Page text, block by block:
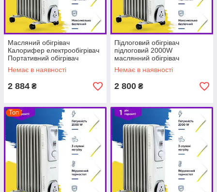
Масляний обігрівач
Калорифер електрообігрівач
Портативний обігрівач
Масляний радіатор 2000W
Немає в наявності
2 884 ₴
Підлоговий обігрівач
підлоговий 2000W
маслянний обігрівач
Немає в наявності
2 800 ₴
Топ